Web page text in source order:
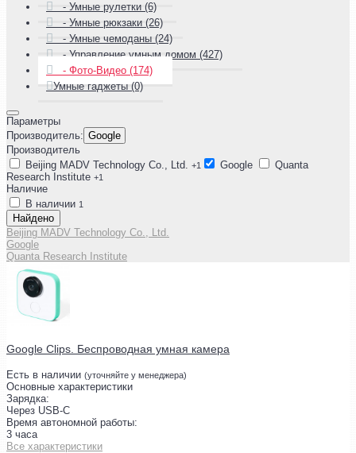
- Умные рулетки (6)
- Умные рюкзаки (26)
- Умные чемоданы (24)
- Управление умным домом (427)
- Фото-Видео (174)
Умные гаджеты (0)
Параметры
Производитель: Google
Производитель
Beijing MADV Technology Co., Ltd. +1 Google
Quanta
Research Institute +1
Наличие
В наличии 1
Найдено
Beijing MADV Technology Co., Ltd.
Google
Quanta Research Institute
Google Clips. Беспроводная умная камера
Есть в наличии (уточняйте у менеджера)
Основные характеристики
Зарядка:
Через USB-C
Время автономной работы:
3 часа
Все характеристики